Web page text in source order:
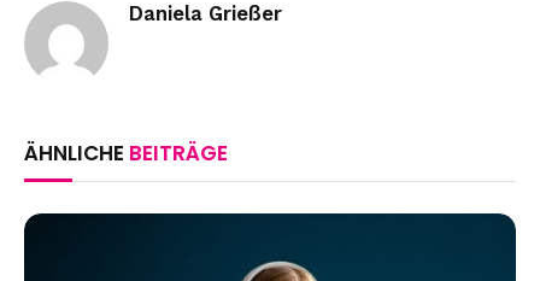
Daniela Grießer
ÄHNLICHE BEITRÄGE